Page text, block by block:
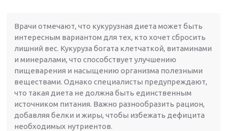
Врачи отмечают, что кукурузная диета может быть
интересным вариантом для тех, кто хочет сбросить
лишний вес. Кукуруза богата клетчаткой, витаминами
и минералами, что способствует улучшению
пищеварения и насыщению организма полезными
веществами. Однако специалисты предупреждают,
что такая диета не должна быть единственным
источником питания. Важно разнообразить рацион,
добавляя белки и жиры, чтобы избежать дефицита
необходимых нутриентов.